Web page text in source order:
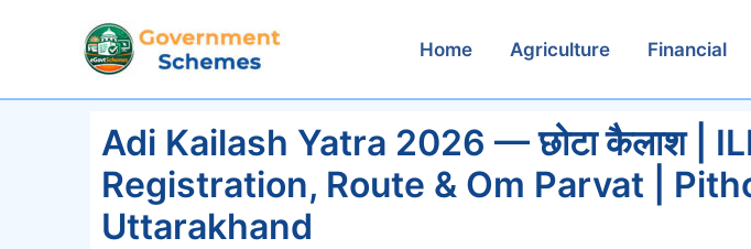
Home Agriculture Financial
Adi Kailash Yatra 2026 — छोटा कैलाश |
Registration, Route & Om Parvat |
Uttarakhand